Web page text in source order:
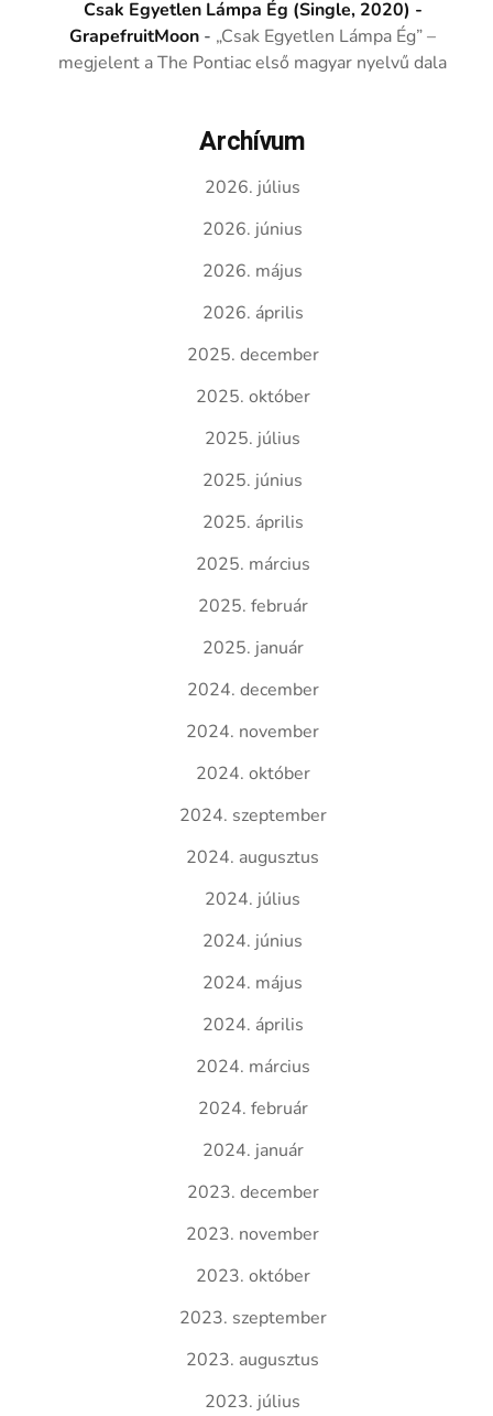
Csak Egyetlen Lámpa Ég (Single, 2020) -
GrapefruitMoon - „Csak Egyetlen Lámpa Ég” –
megjelent a The Pontiac első magyar nyelvű dala
Archívum
2026. július
2026. június
2026. május
2026. április
2025. december
2025. október
2025. július
2025. június
2025. április
2025. március
2025. február
2025. január
2024. december
2024. november
2024. október
2024. szeptember
2024. augusztus
2024. július
2024. június
2024. május
2024. április
2024. március
2024. február
2024. január
2023. december
2023. november
2023. október
2023. szeptember
2023. augusztus
2023. július